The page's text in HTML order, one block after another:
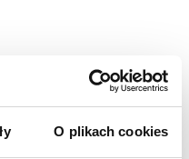
O plikach cookies